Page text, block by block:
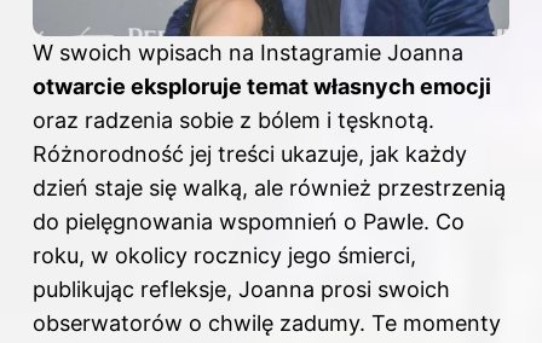
W swoich wpisach na Instagramie Joanna
otwarcie eksploruje temat własnych emocji
oraz radzenia sobie z bólem i tęsknotą.
Różnorodność jej treści ukazuje, jak każdy
dzień staje się walką, ale również przestrzenią
do pielęgnowania wspomnień o Pawle. Co
roku, w okolicy rocznicy jego śmierci,
publikując refleksje, Joanna prosi swoich
obserwatorów o chwilę zadumy. Te momenty